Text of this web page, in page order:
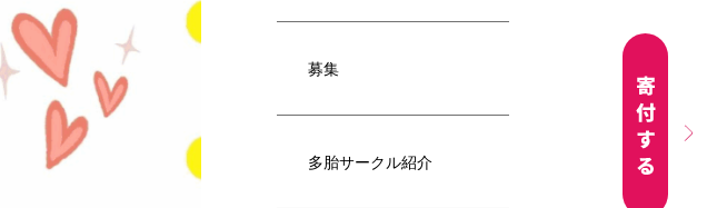
募集
多胎サークル紹介